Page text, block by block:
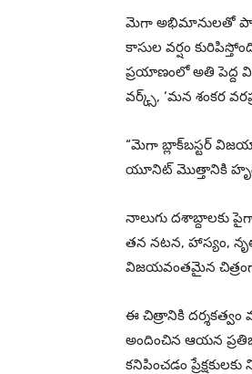
మెగా అభిమానులతో పాటు,
కాసుల వర్షం
ప్రయాణంలో అతి పెద్ద
వర్క్స్, ‘మన శంకర
“మెగా బ్లాక్‌బస్టర్
యూనిట్ మొత్తానికి
నాలుగు దశాబ్దాలకు
తన నటన, హాస్యం,
విజయవంతమైన
ఈ చిత్రానికి
అందించిన ఆయన
కనిపించడం